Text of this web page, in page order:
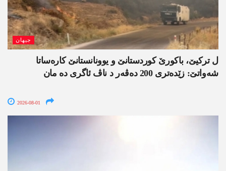
جیھان
ل ترکیێ، باکورێ کوردستانێ و یوونانستانێ کارەساتا
شەواتێ: زێدەتری 200 دەڤەر د ناڤ ئاگری دە مان
2026-08-01